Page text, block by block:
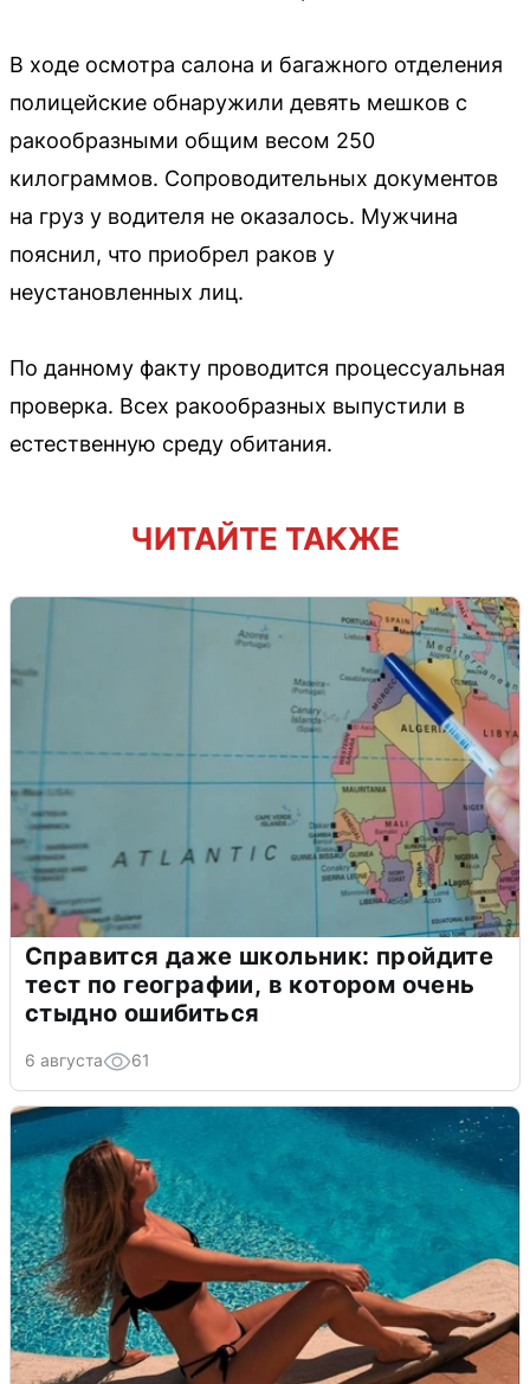
В ходе осмотра салона и багажного отделения
полицейские обнаружили девять мешков с
ракообразными общим весом 250
килограммов. Сопроводительных документов
на груз у водителя не оказалось. Мужчина
пояснил, что приобрел раков у
неустановленных лиц.
По данному факту проводится процессуальная
проверка. Всех ракообразных выпустили в
естественную среду обитания.
ЧИТАЙТЕ ТАКЖЕ
Справится даже школьник: пройдите
тест по географии, в котором очень
стыдно ошибиться
6 августа 61